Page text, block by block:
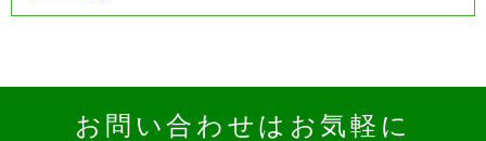
お問い合わせはお気軽に